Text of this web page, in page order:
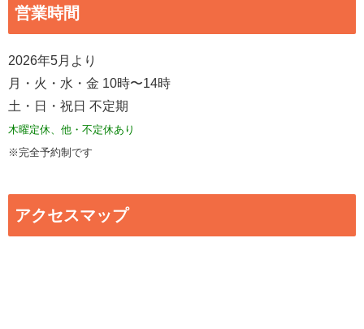
営業時間
2026年5月より
月・火・水・金 10時〜14時
土・日・祝日 不定期
木曜定休、他・不定休あり
※完全予約制です
アクセスマップ